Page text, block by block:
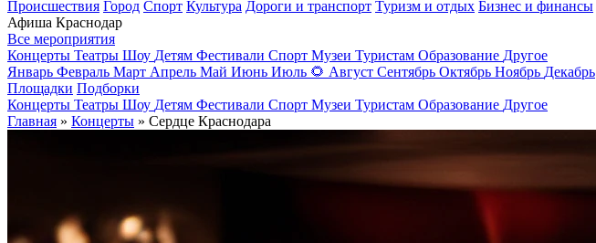
Происшествия Город Спорт Культура Дороги и транспорт Туризм и отдых Бизнес и финансы
Афиша Краснодар
Все мероприятия
Концерты Театры Шоу Детям Фестивали Спорт Музеи Туристам Образование Другое
Январь Февраль Март Апрель Май Июнь Июль 🌻 Август Сентябрь Октябрь Ноябрь Декабрь
Площадки Подборки
Концерты Театры Шоу Детям Фестивали Спорт Музеи Туристам Образование Другое
Главная » Концерты » Сердце Краснодара